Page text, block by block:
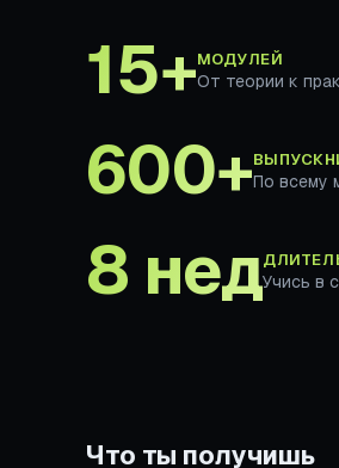
15+МОДУЛЕЙ
От теории к
600+По всему
8 недУчись в
Что ты получишь